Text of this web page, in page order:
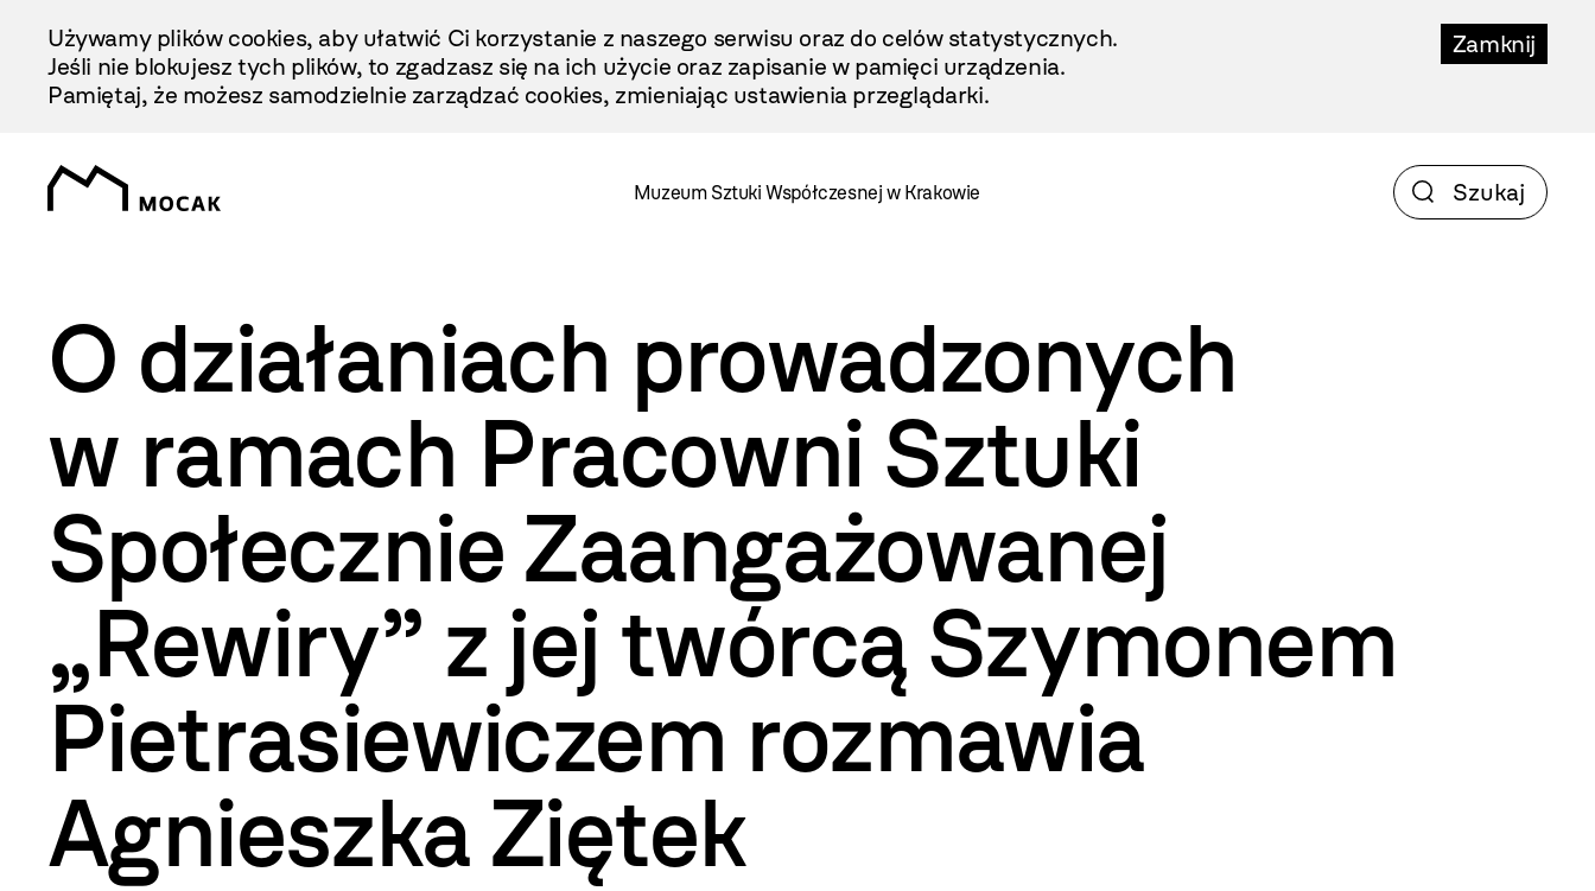
Treści
Zamknij
Używamy plików cookies, aby ułatwić Ci korzystanie z naszego serwisu oraz do celów statystycznych.
Jeśli nie blokujesz tych plików, to zgadzasz się na ich użycie oraz zapisanie w pamięci urządzenia.
Pamiętaj, że możesz samodzielnie zarządzać cookies, zmieniając ustawienia przeglądarki.
Muzeum Sztuki Współczesnej w Krakowie
O działaniach prowadzonych
w ramach Pracowni Sztuki
Społecznie Zaangażowanej
„Rewiry” z jej twórcą Szymonem
Pietrasiewiczem rozmawia
Agnieszka Ziętek